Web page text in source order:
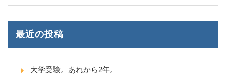
最近の投稿
大学受験。あれから2年。